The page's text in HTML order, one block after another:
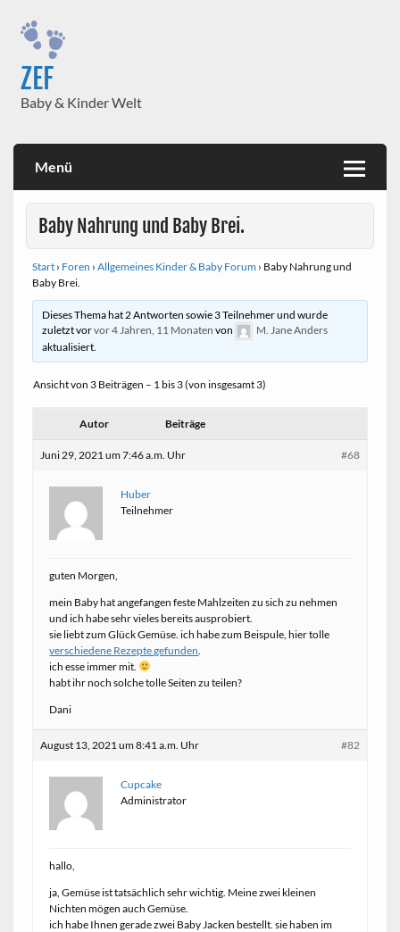
content
ZEF
Baby & Kinder Welt
Menü
Baby Nahrung und Baby Brei.
Start › Foren › Allgemeines Kinder & Baby Forum › Baby Nahrung und
Baby Brei.
Dieses Thema hat 2 Antworten sowie 3 Teilnehmer und wurde
zuletzt vorvor 4 Jahren, 11 Monaten von
M. Jane Anders
aktualisiert.
Ansicht von 3 Beiträgen – 1 bis 3 (von insgesamt 3)
Autor Beiträge
Juni 29, 2021 um 7:46 a.m. Uhr #68
Huber
Teilnehmer
guten Morgen,
mein Baby hat angefangen feste Mahlzeiten zu sich zu nehmen
und ich habe sehr vieles bereits ausprobiert.
sie liebt zum Glück Gemüse. ich habe zum Beispule, hier tolle
verschiedene Rezepte gefunden
ich esse immer mit.
habt ihr noch solche tolle Seiten zu teilen?
Dani
August 13, 2021 um 8:41 a.m. Uhr #82
Cupcake
Administrator
hallo,
ja, Gemüse ist tatsächlich sehr wichtig. Meine zwei kleinen
Nichten mögen auch Gemüse.
ich habe Ihnen gerade zwei Baby Jacken bestellt. sie haben im